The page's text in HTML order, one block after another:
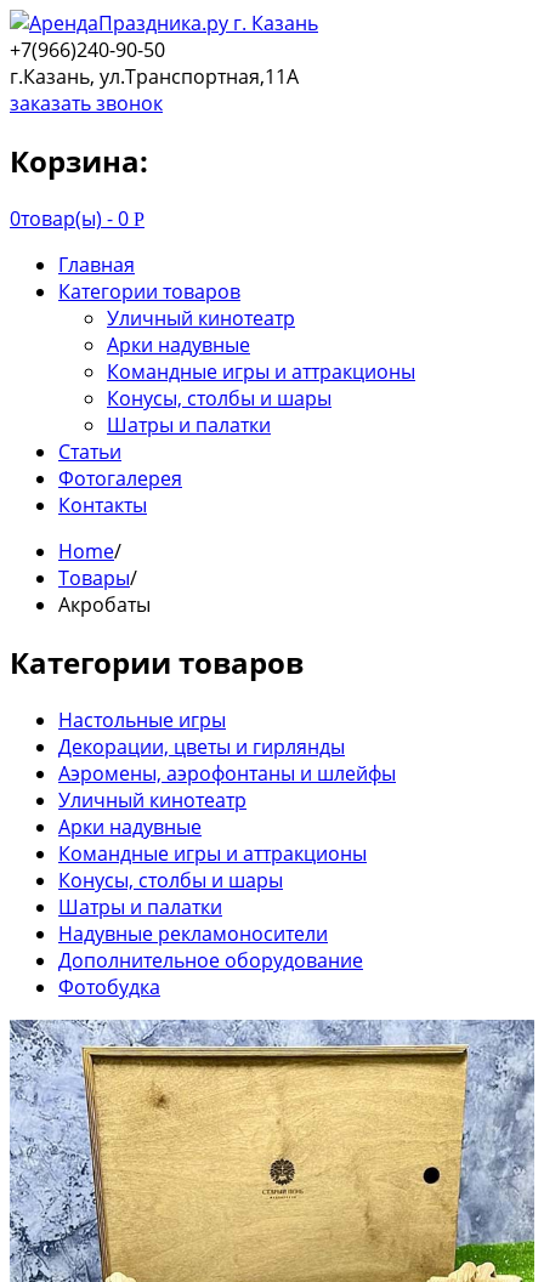
+7(966)240-90-50
г.Казань, ул.Транспортная,11А
заказать звонок
Корзина:
0товар(ы) -0 Р
Главная
Категории товаров
Уличный кинотеатр
Арки надувные
Командные игры и аттракционы
Конусы, столбы и шары
Шатры и палатки
Статьи
Фотогалерея
Контакты
Home/
Товары/
Акробаты
Категории товаров
Настольные игры
Декорации, цветы и гирлянды
Аэромены, аэрофонтаны и шлейфы
Уличный кинотеатр
Арки надувные
Командные игры и аттракционы
Конусы, столбы и шары
Шатры и палатки
Надувные рекламоносители
Дополнительное оборудование
Фотобудка